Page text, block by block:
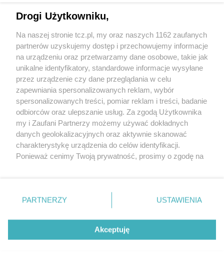
O FIRMIE POLITYKA PRYWATNOŚCI HOSTING
REKLAMA WSPÓŁPRACA RSS FACEBOOK KONTAKT
Nasze serwisy
Aktualności
Tcz24
Historia miasta
Muzyka i kultura
Archiwum wydarzeń
Zdjęcia miasta
Drogi Użytkowniku,
Na naszej stronie tcz.pl, my oraz naszych 1162 zaufanych
partnerów uzyskujemy dostęp i przechowujemy informacje
na urządzeniu oraz przetwarzamy dane osobowe, takie jak
unikalne identyfikatory, standardowe informacje wysyłane
przez urządzenie czy dane przeglądania w celu
zapewniania spersonalizowanych reklam, wybór
spersonalizowanych treści, pomiar reklam i treści, badanie
odbiorców oraz ulepszanie usług. Za zgodą Użytkownika
my i Zaufani Partnerzy możemy używać dokładnych
danych geolokalizacyjnych oraz aktywnie skanować
charakterystykę urządzenia do celów identyfikacji.
Ponieważ cenimy Twoją prywatność, prosimy o zgodę na
znajdujący się w lewym dolnym rogu strony
. Niektóre
przetwarzaniu. Preferencje będą miały zastosowania tylko
PARTNERZY USTAWIENIA
Akceptuję